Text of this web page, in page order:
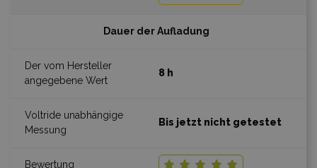
Dauer der Aufladung
8 h
Bis jetzt nicht getestet